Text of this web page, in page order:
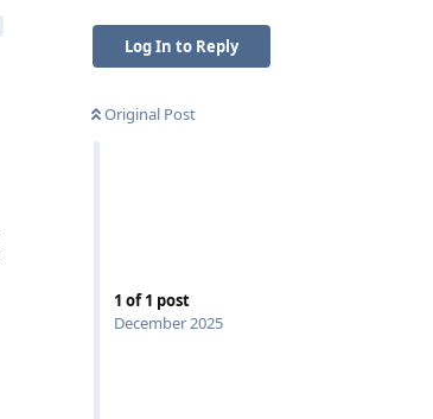
Log In to Reply
Original Post
1 of1 post
December 2025